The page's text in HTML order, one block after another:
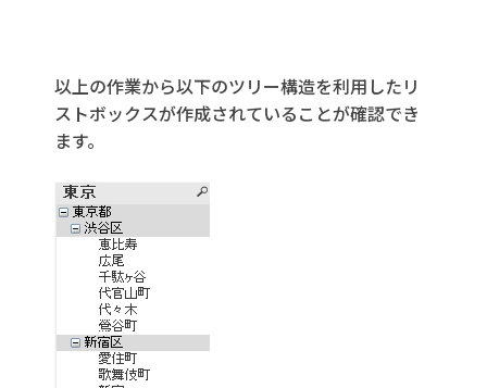
以上の作業から以下のツリー構造を利用したリ
ストボックスが作成されていることが確認でき
ます。